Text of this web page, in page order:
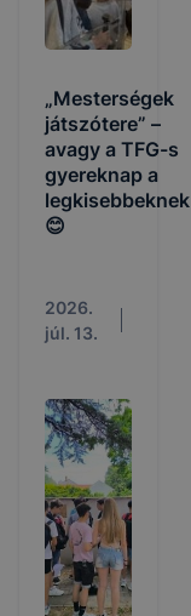
„Mesterségek
játszótere” –
avagy a TFG-s
gyereknap a
legkisebbeknek
😊
2026.
júl. 13.